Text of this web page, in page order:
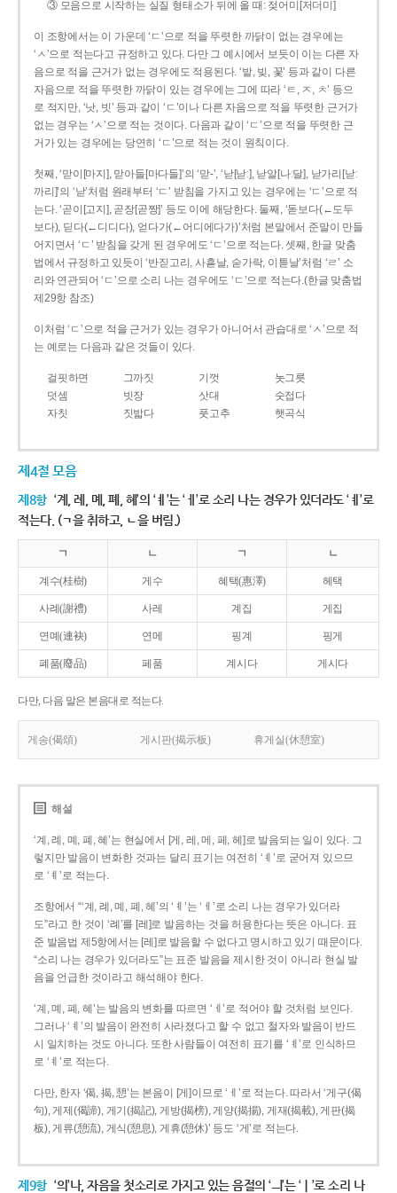
③ 모음으로 시작하는 실질 형태소가 뒤에 올 때: 젖어미[저더미]
이 조항에서는 이 가운데 ‘ㄷ’으로 적을 뚜렷한 까닭이 없는 경우에는
‘ㅅ’으로 적는다고 규정하고 있다. 다만 그 예시에서 보듯이 이는 다른 자
음으로 적을 근거가 없는 경우에도 적용된다. ‘밭, 빚, 꽃’ 등과 같이 다른
자음으로 적을 뚜렷한 까닭이 있는 경우에는 그에 따라 ‘ㅌ, ㅈ, ㅊ’ 등으
로 적지만, ‘낫, 빗’ 등과 같이 ‘ㄷ’이나 다른 자음으로 적을 뚜렷한 근거가
없는 경우는 ‘ㅅ’으로 적는 것이다. 다음과 같이 ‘ㄷ’으로 적을 뚜렷한 근
거가 있는 경우에는 당연히 ‘ㄷ’으로 적는 것이 원칙이다.
첫째, ‘맏이[마지], 맏아들[마다들]’의 ‘맏-’, ‘낟[낟ː], 낟알[나ː달], 낟가리[낟ː
까리]’의 ‘낟’처럼 원래부터 ‘ㄷ’ 받침을 가지고 있는 경우에는 ‘ㄷ’으로 적
는다. ‘곧이[고지], 곧장[곧짱]’ 등도 이에 해당한다. 둘째, ‘돋보다(←도두
보다), 딛다(←디디다), 얻다가(←어디에다가)’처럼 본말에서 준말이 만들
어지면서 ‘ㄷ’ 받침을 갖게 된 경우에도 ‘ㄷ’으로 적는다. 셋째, 한글 맞춤
법에서 규정하고 있듯이 ‘반짇고리, 사흗날, 숟가락, 이튿날’처럼 ‘ㄹ’ 소
리와 연관되어 ‘ㄷ’으로 소리 나는 경우에도 ‘ㄷ’으로 적는다.(한글 맞춤법
제29항 참조)
이처럼 ‘ㄷ’으로 적을 근거가 있는 경우가 아니어서 관습대로 ‘ㅅ’으로 적
는 예로는 다음과 같은 것들이 있다.
걸핏하면 그까짓 기껏
놋그릇
덧셈
빗장 삿대
숫접다
자칫
짓밟다 풋고추 햇곡식
제4절 모음
제8항 ‘계, 례, 몌, 폐, 혜’의 ‘ㅖ’는 ‘ㅔ’로 소리 나는 경우가 있더라도 ‘ㅖ’로
적는다. (ㄱ을 취하고, ㄴ을 버림.)
ㄱ ㄴ ㄱ ㄴ
계수(桂樹) 게수 혜택(惠澤) 헤택
사례(謝禮) 사레 계집 게집
연몌(連袂) 연메 핑계 핑게
폐품(廢品) 페품 계시다 게시다
다만, 다음 말은 본음대로 적는다.
게송(偈頌) 게시판(揭示板) 휴게실(休憩室)
해설
‘계, 례, 몌, 폐, 혜’는 현실에서 [게, 레, 메, 페, 헤]로 발음되는 일이 있다. 그
렇지만 발음이 변화한 것과는 달리 표기는 여전히 ‘ㅖ’로 굳어져 있으므
로 ‘ㅖ’로 적는다.
조항에서 “‘계, 례, 몌, 폐, 혜’의 ‘ㅖ’는 ‘ㅔ’로 소리 나는 경우가 있더라
도”라고 한 것이 ‘례’를 [레]로 발음하는 것을 허용한다는 뜻은 아니다. 표
준 발음법 제5항에서는 [레]로 발음할 수 없다고 명시하고 있기 때문이다.
“소리 나는 경우가 있더라도”는 표준 발음을 제시한 것이 아니라 현실 발
음을 언급한 것이라고 해석해야 한다.
‘계, 몌, 폐, 혜’는 발음의 변화를 따르면 ‘ㅔ’로 적어야 할 것처럼 보인다.
그러나 ‘ㅖ’의 발음이 완전히 사라졌다고 할 수 없고 철자와 발음이 반드
시 일치하는 것도 아니다. 또한 사람들이 여전히 표기를 ‘ㅖ’로 인식하므
로 ‘ㅖ’로 적는다.
다만, 한자 ‘偈, 揭, 憩’는 본음이 [게]이므로 ‘ㅔ’로 적는다. 따라서 ‘게구(偈
句), 게제(偈諦), 게기(揭記), 게방(揭榜), 게양(揭揚), 게재(揭載), 게판(揭
板), 게류(憩流), 게식(憩息), 게휴(憩休)’ 등도 ‘게’로 적는다.
제9항 ‘의’나, 자음을 첫소리로 가지고 있는 음절의 ‘ㅢ’는 ‘ㅣ’로 소리 나